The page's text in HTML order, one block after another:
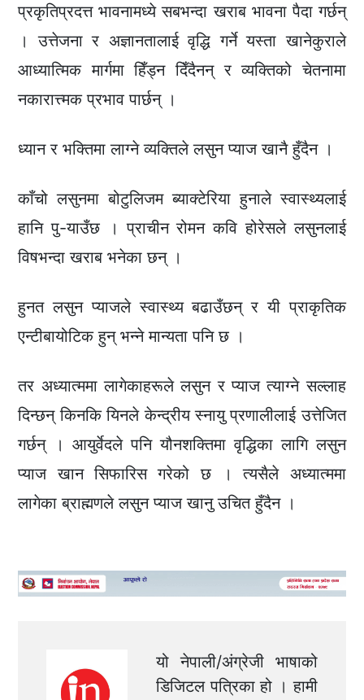
प्रकृतिप्रदत्त भावनामध्ये सबभन्दा खराब भावना पैदा गर्छन्
। उत्तेजना र अज्ञानतालाई वृद्धि गर्ने यस्ता खानेकुराले
आध्यात्मिक मार्गमा हिँड्न दिँदैनन् र व्यक्तिको चेतनामा
नकारात्त्मक प्रभाव पार्छन् ।
ध्यान र भक्तिमा लाग्ने व्यक्तिले लसुन प्याज खानै हुँदैन ।
काँचो लसुनमा बोटुलिजम ब्याक्टेरिया हुनाले स्वास्थ्यलाई
हानि पु-याउँछ । प्राचीन रोमन कवि होरेसले लसुनलाई
विषभन्दा खराब भनेका छन् ।
हुनत लसुन प्याजले स्वास्थ्य बढाउँछन् र यी प्राकृतिक
एन्टीबायोटिक हुन् भन्ने मान्यता पनि छ ।
तर अध्यात्ममा लागेकाहरूले लसुन र प्याज त्याग्ने सल्लाह
दिन्छन् किनकि यिनले केन्द्रीय स्नायु प्रणालीलाई उत्तेजित
गर्छन् । आयुर्वेदले पनि यौनशक्तिमा वृद्धिका लागि लसुन
प्याज खान सिफारिस गरेको छ । त्यसैले अध्यात्ममा
लागेका ब्राह्मणले लसुन प्याज खानु उचित हुँदैन ।
यो नेपाली/अंग्रेजी भाषाको
डिजिटल पत्रिका हो । हामी